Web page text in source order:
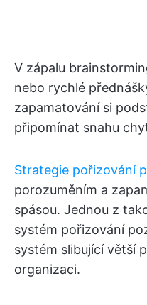
V zápalu
nebo rychlé
zapamatování si
připomínat snahu
Strategie pořizování
porozuměním a
spásou. Jednou z
systém pořizování
systém slibující větší
organizaci.